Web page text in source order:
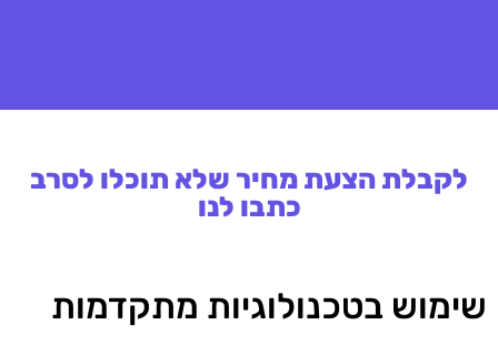
לקבלת הצעת מחיר שלא תוכלו לסרב
כתבו לנו
שימוש בטכנולוגיות מתקדמות